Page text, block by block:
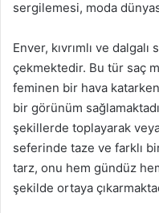
sergilemesi, moda
Enver, kıvrımlı ve
çekmektedir. Bu tür saç
feminen bir hava
bir görünüm
şekillerde toplayarak
seferinde taze ve farklı
tarz, onu hem gündüz
şekilde ortaya